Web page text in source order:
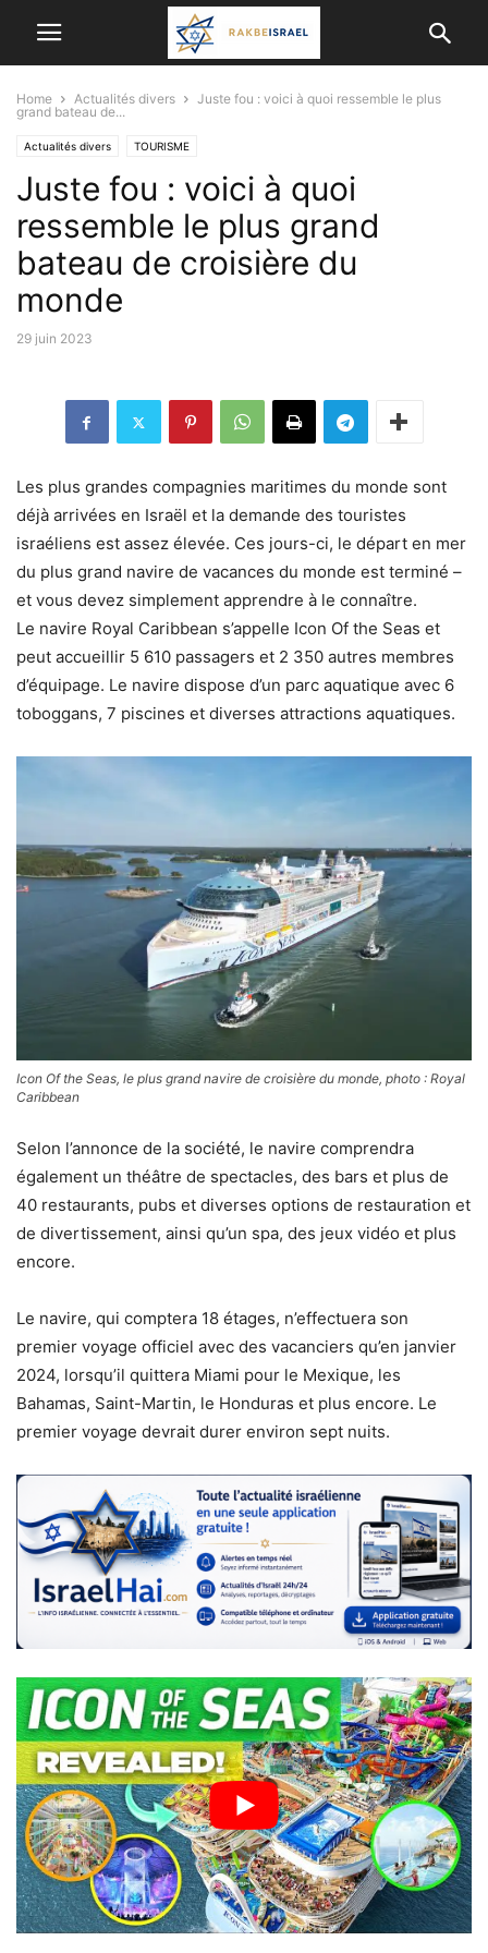
Home Actualités divers
Juste fou : voici à quoi ressemble le plus
grand bateau de...
Actualités divers TOURISME
Juste fou : voici à quoi
ressemble le plus grand
bateau de croisière du
monde
29 juin 2023
Les plus grandes compagnies maritimes du monde sont
déjà arrivées en Israël et la demande des touristes
israéliens est assez élevée. Ces jours-ci, le départ en mer
du plus grand navire de vacances du monde est terminé –
et vous devez simplement apprendre à le connaître.
Le navire Royal Caribbean s’appelle Icon Of the Seas et
peut accueillir 5 610 passagers et 2 350 autres membres
d’équipage. Le navire dispose d’un parc aquatique avec 6
toboggans, 7 piscines et diverses attractions aquatiques.
Icon Of the Seas, le plus grand navire de croisière du monde, photo : Royal
Caribbean
Selon l’annonce de la société, le navire comprendra
également un théâtre de spectacles, des bars et plus de
40 restaurants, pubs et diverses options de restauration et
de divertissement, ainsi qu’un spa, des jeux vidéo et plus
encore.
Le navire, qui comptera 18 étages, n’effectuera son
premier voyage officiel avec des vacanciers qu’en janvier
2024, lorsqu’il quittera Miami pour le Mexique, les
Bahamas, Saint-Martin, le Honduras et plus encore. Le
premier voyage devrait durer environ sept nuits.